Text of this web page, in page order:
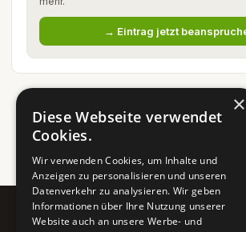
→ Eintrag jetzt
×
Diese Webseite verwendet
Cookies.
Wir verwenden Cookies, um Inhalte und
Anzeigen zu personalisieren und unseren
Datenverkehr zu analysieren. Wir geben
Informationen über Ihre Nutzung unserer
Website auch an unsere Werbe- und